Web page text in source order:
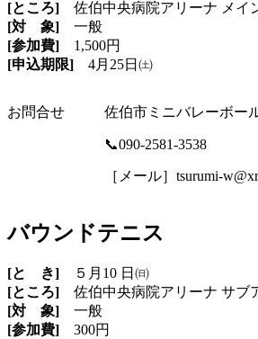
[ところ] 佐伯中央病院アリーナ メイ
[対 象] 一般
[参加費] 1,500円
[申込期限] 4月25日㈯
お問合せ 佐伯市ミニバレーボー
📞090-2581-3538
［メール］tsurumi-
バウンドテニス
[と き]
５月10 日㈰
[ところ] 佐伯中央病院アリーナ サブ
[対 象] 一般
[参加費] 300円